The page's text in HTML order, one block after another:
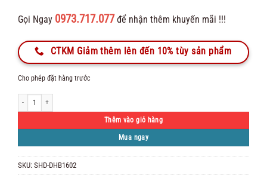
Gọi Ngay 0973.717.077 để nhận thêm khuyến mãi !!!
CTKM Giảm thêm lên đến 10% tùy sản phẩm
Cho phép đặt hàng trước
MÁY HÚT ẨM SUNHOUSE SHD-DHB1602 số lượng
Thêm vào giỏ hàng
Mua ngay
SKU: SHD-DHB1602